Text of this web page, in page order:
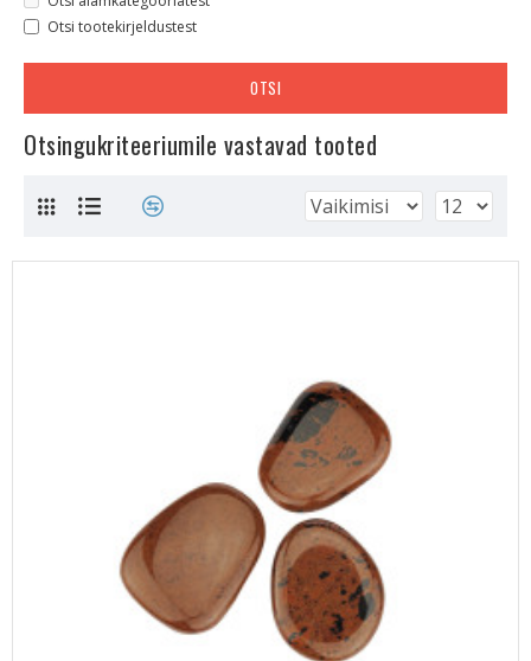
Otsi tootekirjeldustest
OTSI
Otsingukriteeriumile vastavad tooted